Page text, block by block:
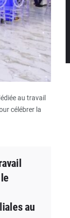
au travail
célébrer la
au